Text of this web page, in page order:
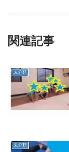
関連記事
未分類
未分類